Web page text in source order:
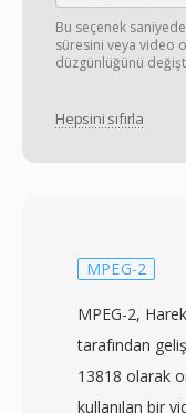
Bu seçenek
süresini veya video
düzgünlüğünü
Hepsini sıfırla
MPEG-2
MPEG-2,
tarafından
13818 olarak
kullanılan bir